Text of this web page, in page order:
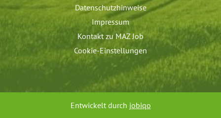
Datenschutzhinweise
Impressum
Kontakt zu MAZ Job
Cookie-Einstellungen
Entwickelt durch jobiqo